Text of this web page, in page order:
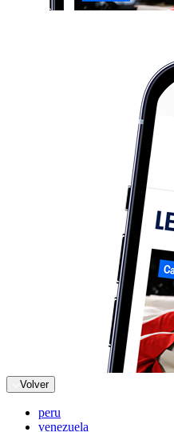
Volver
peru
venezuela